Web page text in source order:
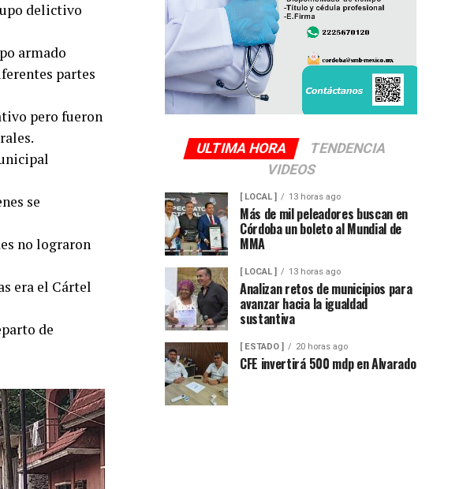
delictivo
armado
partes
pero fueron
se
no lograron
era el Cártel
de
ULTIMA HORA
TENDENCIA
VIDEOS
[ LOCAL ] 13 horas ago
Más de mil peleadores buscan en
Córdoba un boleto al Mundial de
MMA
[ LOCAL ] 13 horas ago
Analizan retos de municipios para
avanzar hacia la igualdad
sustantiva
[ ESTADO ] 20 horas ago
CFE invertirá 500 mdp en Alvarado